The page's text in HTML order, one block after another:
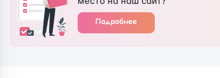
Подробнее